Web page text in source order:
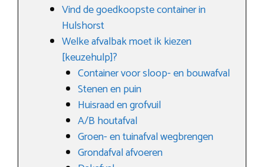
Vind de goedkoopste container in
Hulshorst
Welke afvalbak moet ik kiezen
[keuzehulp]?
Container voor sloop- en bouwafval
Stenen en puin
Huisraad en grofvuil
A/B houtafval
Groen- en tuinafval wegbrengen
Grondafval afvoeren